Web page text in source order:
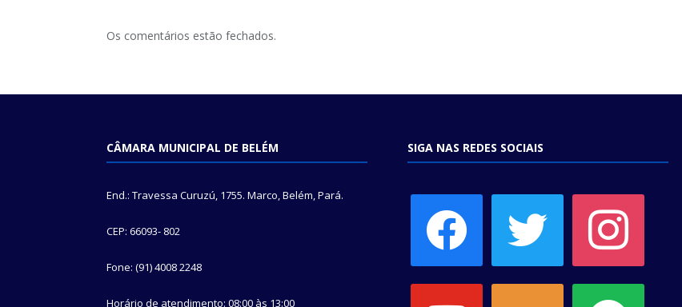
Os comentários estão fechados.
CÂMARA MUNICIPAL DE BELÉM
End.: Travessa Curuzú, 1755. Marco, Belém, Pará.
CEP: 66093- 802
Fone: (91) 4008 2248
Horário de atendimento: 08:00 às 13:00
SIGA NAS REDES SOCIAIS